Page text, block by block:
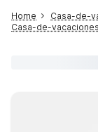
Home
Casa-de-
Casa-de-